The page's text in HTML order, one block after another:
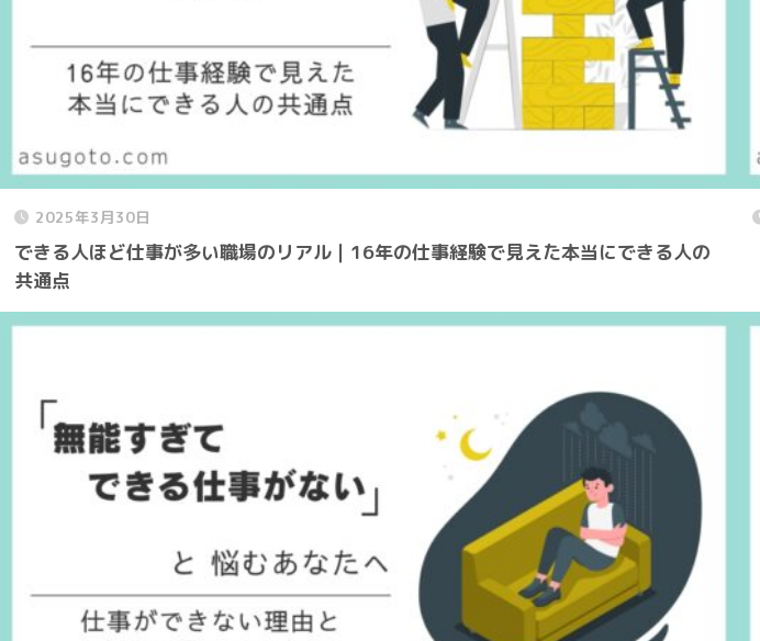
2025年3月30日
できる人ほど仕事が多い職場のリアル｜16年の仕事経験で見えた本当にできる人の
共通点